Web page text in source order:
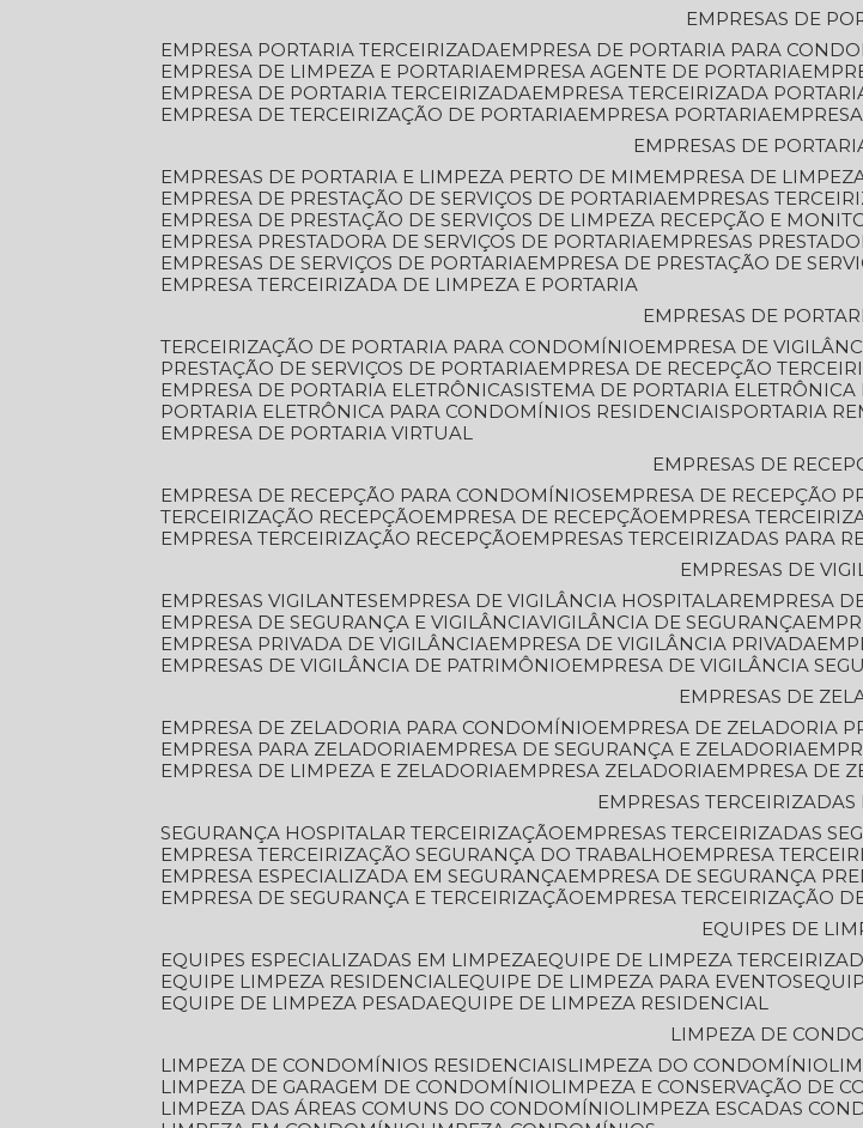
EMPRESAS DE
EMPRESA PORTARIA TERCEIRIZADA
EMPRESA DE PORTARIA PARA
EMPRESA DE LIMPEZA E PORTARIA
EMPRESA AGENTE DE PORTARIA
EMPRESA DE PORTARIA TERCEIRIZADA
EMPRESA TERCEIRIZADA
EMPRESA DE TERCEIRIZAÇÃO DE PORTARIA
EMPRESA PORTARIA
EMPRESAS DE
EMPRESAS DE PORTARIA E LIMPEZA PERTO DE MIM
EMPRESA DE
EMPRESA DE PRESTAÇÃO DE SERVIÇOS DE PORTARIA
EMPRESAS
EMPRESA DE PRESTAÇÃO DE SERVIÇOS DE LIMPEZA RECEPÇÃO E
EMPRESA PRESTADORA DE SERVIÇOS DE PORTARIA
EMPRESAS
EMPRESAS DE SERVIÇOS DE PORTARIA
EMPRESA DE PRESTAÇÃO DE
EMPRESA TERCEIRIZADA DE LIMPEZA E PORTARIA
EMPRESAS DE
TERCEIRIZAÇÃO DE PORTARIA PARA CONDOMÍNIO
EMPRESA DE
PRESTAÇÃO DE SERVIÇOS DE PORTARIA
EMPRESA DE RECEPÇÃO
EMPRESA DE PORTARIA ELETRÔNICA SISTEMA DE PORTARIA
PORTARIA ELETRÔNICA PARA CONDOMÍNIOS RESIDENCIAIS
PORTARIA
EMPRESA DE PORTARIA VIRTUAL
EMPRESAS DE
EMPRESA DE RECEPÇÃO PARA CONDOMÍNIOS
EMPRESA DE RECEPÇÃO
TERCEIRIZAÇÃO RECEPÇÃO
EMPRESA DE RECEPÇÃO EMPRESA
EMPRESA TERCEIRIZAÇÃO RECEPÇÃO
EMPRESAS TERCEIRIZADAS PARA
EMPRESAS DE
EMPRESAS VIGILANTES
EMPRESA DE VIGILÂNCIA HOSPITALAR
EMPRESA
EMPRESA DE SEGURANÇA E VIGILÂNCIA VIGILÂNCIA DE SEGURANÇA
EMPRESA PRIVADA DE VIGILÂNCIA
EMPRESA DE VIGILÂNCIA PRIVADA
EMPRESAS DE VIGILÂNCIA DE PATRIMÔNIO
EMPRESA DE VIGILÂNCIA
EMPRESAS DE
EMPRESA DE ZELADORIA PARA CONDOMÍNIO
EMPRESA DE ZELADORIA
EMPRESA PARA ZELADORIA
EMPRESA DE SEGURANÇA E ZELADORIA
EMPRESA DE LIMPEZA E ZELADORIA
EMPRESA ZELADORIA
EMPRESA DE
EMPRESAS
SEGURANÇA HOSPITALAR TERCEIRIZAÇÃO
EMPRESAS TERCEIRIZADAS
EMPRESA TERCEIRIZAÇÃO SEGURANÇA DO TRABALHO
EMPRESA
EMPRESA ESPECIALIZADA EM SEGURANÇA
EMPRESA DE SEGURANÇA
EMPRESA DE SEGURANÇA E TERCEIRIZAÇÃO
EMPRESA TERCEIRIZAÇÃO
EQUIPES DE
EQUIPES ESPECIALIZADAS EM LIMPEZA EQUIPE DE LIMPEZA
EQUIPE LIMPEZA RESIDENCIAL EQUIPE DE LIMPEZA PARA EVENTOS
EQUIPE DE LIMPEZA PESADA EQUIPE DE LIMPEZA RESIDENCIAL
LIMPEZA DE
LIMPEZA DE CONDOMÍNIOS RESIDENCIAIS
LIMPEZA DO CONDOMÍNIO
LIMPEZA DE GARAGEM DE CONDOMÍNIO
LIMPEZA E CONSERVAÇÃO DE
LIMPEZA DAS ÁREAS COMUNS DO CONDOMÍNIO
LIMPEZA ESCADAS